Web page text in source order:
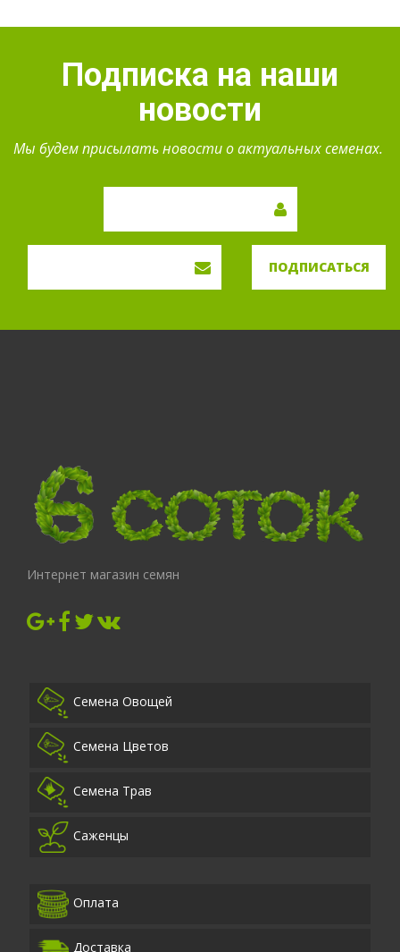
Подписка на наши
новости
Мы будем присылать новости о актуальных семенах.
ПОДПИСАТЬСЯ
Интернет магазин семян
Семена Овощей
Семена Цветов
Семена Трав
Саженцы
Оплата
Доставка